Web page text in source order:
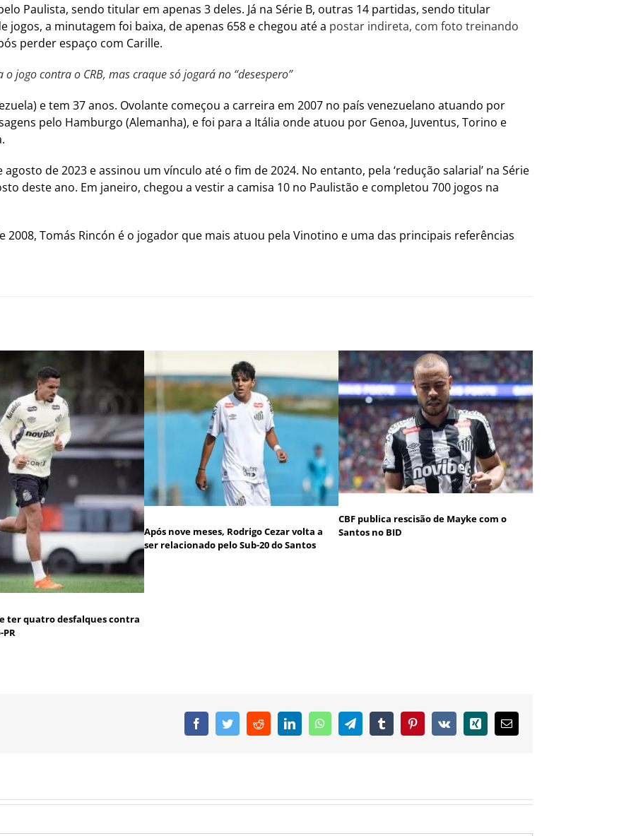
Paulista, sendo titular em apenas 3 deles. Já na Série B, outras 14 partidas, sendo titular
a minutagem foi baixa, de apenas 658 e chegou até a postar indireta, com foto treinando
perder espaço com Carille.
jogo contra o CRB, mas craque só jogará no “desespero”
e tem 37 anos. Ovolante começou a carreira em 2007 no país venezuelano atuando por
pelo Hamburgo (Alemanha), e foi para a Itália onde atuou por Genoa, Juventus, Torino e
agosto de 2023 e assinou um vínculo até o fim de 2024. No entanto, pela ‘redução salarial’ na Série
deste ano. Em janeiro, chegou a vestir a camisa 10 no Paulistão e completou 700 jogos na
2008, Tomás Rincón é o jogador que mais atuou pela Vinotino e uma das principais referências
ter quatro desfalques contra
Após nove meses, Rodrigo Cezar volta a
ser relacionado pelo Sub-20 do Santos
CBF publica rescisão de Mayke com o
Santos no BID
FacebookTwitterRedditLinkedInWhatsAppTelegramTumblr PinterestVk Xing
E-
mail